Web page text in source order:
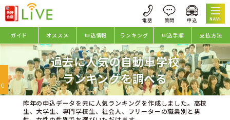
NAVI
ガイド オススメ 申込情報 ランキング 申込手順 支払方法
過去に人気の自動車学校
ランキングを調べる
昨年の申込データを元に人気ランキングを作成しました。高校
生、大学生、専門学校生、社会人、フリーターの職業別と男